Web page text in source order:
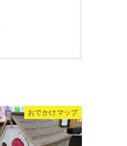
おでかけマップ